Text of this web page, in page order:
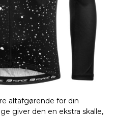
altafgørende for din
giver den en ekstra skalle,